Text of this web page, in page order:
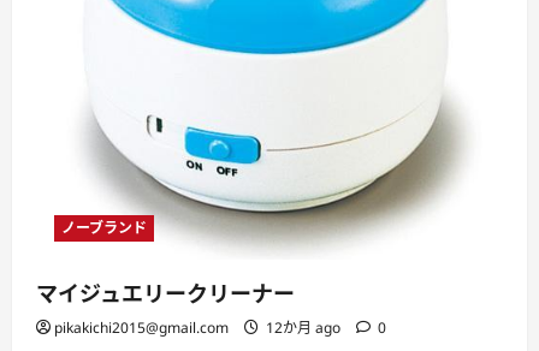
ノーブランド
マイジュエリークリーナー
pikakichi2015@gmail.com 12か月 ago 0